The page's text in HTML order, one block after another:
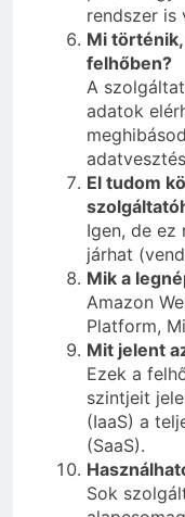
rendszer is
Mi
felhőben?
A
adatok
El tudom
Igen, de ez
járhat
Mik a
Amazon
Platform,
Mit jelent
Ezek a
szintjeit
(IaaS) a
(SaaS).
Sok